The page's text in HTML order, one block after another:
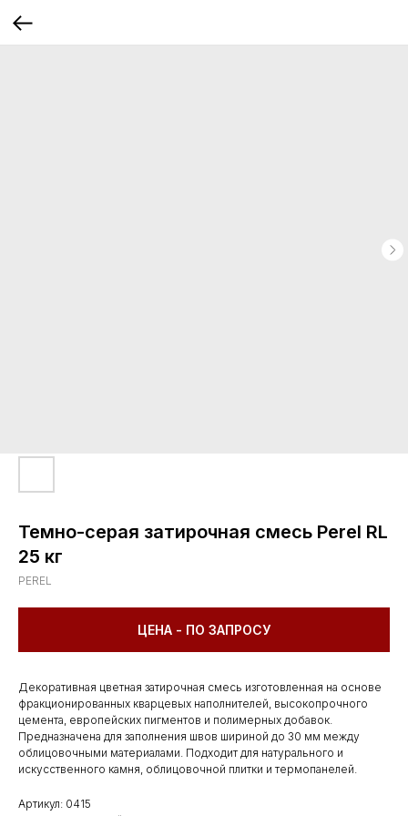
Темно-серая затирочная смесь Perel RL
25 кг
PEREL
ЦЕНА - ПО ЗАПРОСУ
Декоративная цветная затирочная смесь изготовленная на основе
фракционированных кварцевых наполнителей, высокопрочного
цемента, европейских пигментов и полимерных добавок.
Предназначена для заполнения швов шириной до 30 мм между
облицовочными материалами. Подходит для натурального и
искусственного камня, облицовочной плитки и термопанелей.
Артикул: 0415